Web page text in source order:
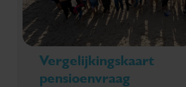
Vergelijkingskaart
pensioenvraag